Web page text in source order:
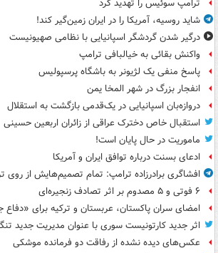
ترامپ سوئیس را تهدید کرد
شاید روسیه، آمریکا را در ایران زمین‌گیر کند!
درگیر شدن گردشگر اسپانیایی با نظامی صهیونیست
واکنش بقائی به خیالبافی ترامپ
پاسخ منفی یک لژیونر به باشگاه پرسپولیس
انفجار بزرگ در شهر المخا یمن
دروازه‌بان اسپانیایی در یک‌قدمی بازگشت به استقلال
استقبال خاص دخترک عراقی از زائران اربعین حسینی
ماموریت در حال پایان است!
ادعای بسنت درباره توافق ایران و آمریکا
افشاگری برادرزاده ترامپ: تمام تصمیم‌هایش از
۶ فوتی و ۵ مصدوم بر اثر تصادف زنجیره‌ای
امضای سران پاکستان، عربستان و ترکیه برای
اثر جدید کارتونیست سوری با عنوان مدیریت جدید
عکس‌های دیده نشده از رفاقت دو فرمانده‌ موشکی